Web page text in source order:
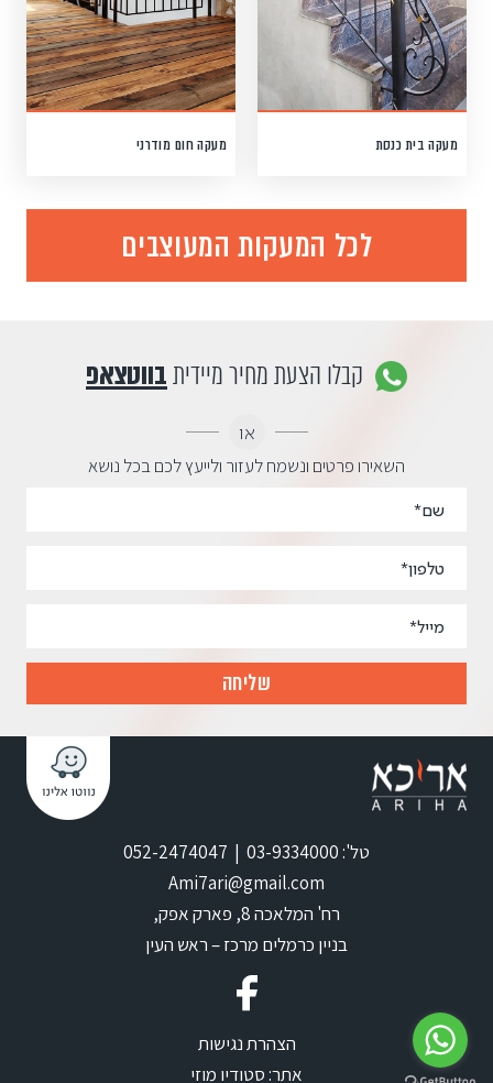
מעקה בית כנסת מעקה חום מודרני
לכל המעקות המעוצבים
קבלו הצעת מחיר מיידיתבווטצאפ
או
השאירו פרטים ונשמח לעזור ולייעץ לכם בכל נושא
טל': 03-9334000 | 052-2474047
Ami7ari@gmail.com
רח' המלאכה 8, פארק אפק,
בניין כרמלים מרכז – ראש העין
הצהרת נגישות
אתר:סטודיו מוזי